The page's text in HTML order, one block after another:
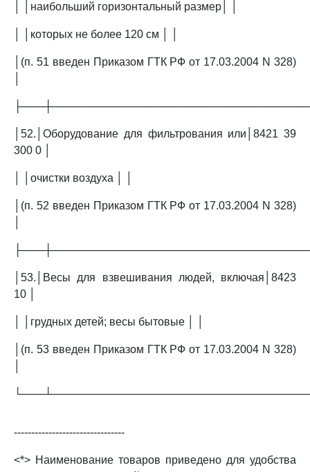
│ │наибольший горизонтальный размер│ │
│ │которых не более 120 см │ │
│(п. 51 введен Приказом ГТК РФ от 17.03.2004 N 328)
│52.│Оборудование для фильтрования или│8421 39
300 0 │
│ │очистки воздуха │ │
│(п. 52 введен Приказом ГТК РФ от 17.03.2004 N 328)
│53.│Весы для взвешивания людей, включая│8423
10 │
│ │грудных детей; весы бытовые │ │
│(п. 53 введен Приказом ГТК РФ от 17.03.2004 N 328)
--------------------------------
<*> Наименование товаров приведено для удобства